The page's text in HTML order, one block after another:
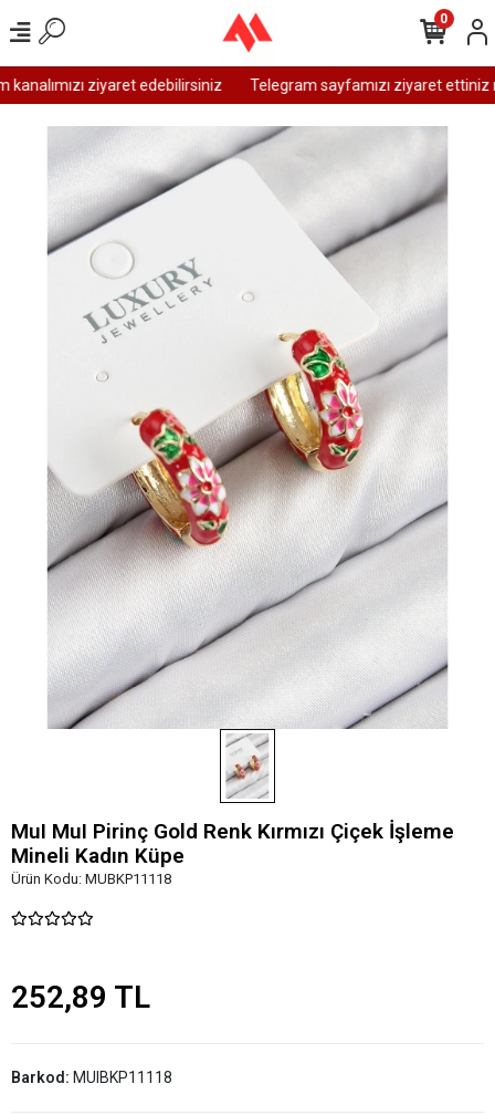
ziyaret edebilirsiniz Telegram sayfamızı ziyaret ettiniz
0
MuI MuI Pirinç Gold Renk Kırmızı Çiçek İşleme
Mineli Kadın Küpe
Ürün Kodu: MUBKP11118
252,89 TL
Barkod: MUIBKP11118